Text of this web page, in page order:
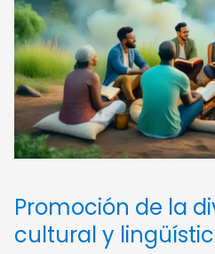
Promoción de la
cultural y